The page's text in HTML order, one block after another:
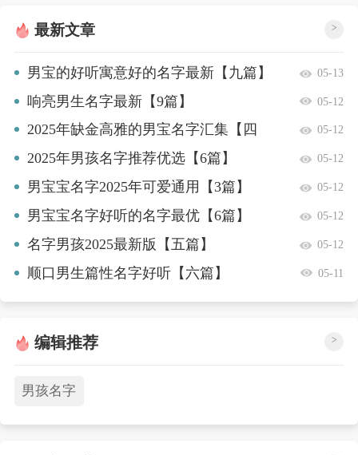
最新文章 >
男宝的好听寓意好的名字最新【九篇】 05-13
响亮男生名字最新【9篇】 05-12
2025年缺金高雅的男宝名字汇集【四
篇】
05-12
2025年男孩名字推荐优选【6篇】 05-12
男宝宝名字2025年可爱通用【3篇】 05-12
男宝宝名字好听的名字最优【6篇】 05-12
名字男孩2025最新版【五篇】 05-12
顺口男生篇性名字好听【六篇】 05-11
编辑推荐 >
男孩名字